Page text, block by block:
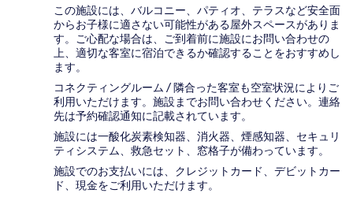
この施設には、バルコニー、パティオ、テラスなど安全面
からお子様に適さない可能性がある屋外スペースがありま
す。ご心配な場合は、ご到着前に施設にお問い合わせの
上、適切な客室に宿泊できるか確認することをおすすめし
ます。
コネクティングルーム / 隣合った客室も空室状況によりご
利用いただけます。施設までお問い合わせください。連絡
先は予約確認通知に記載されています。
施設には一酸化炭素検知器、消火器、煙感知器、セキュリ
ティシステム、救急セット、窓格子が備わっています。
施設でのお支払いには、クレジットカード、デビットカー
ド、現金をご利用いただけます。